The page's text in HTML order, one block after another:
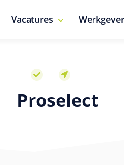
Vacatures
Proselect